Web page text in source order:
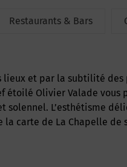
Restaurants & Bars
étoilé Olivier Valade vous
L’esthétisme
carte de La Chapelle de